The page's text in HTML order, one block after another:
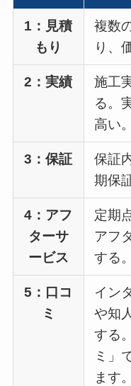
1：見積
もり
複数
り、
2：実績
施工
る。
高い。
3：保証
保証
期保
4：アフ
ターサ
ービス
定期
アフ
する。
5：口コ
ミ
イン
や知
する
ミ」
ます。